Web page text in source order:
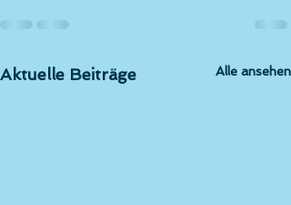
Aktuelle Beiträge Alle ansehen